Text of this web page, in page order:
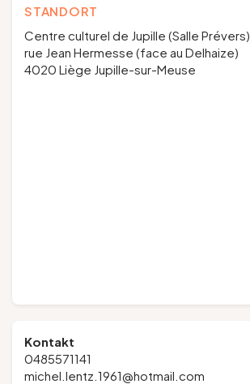
STANDORT
Centre culturel de Jupille (Salle Prévers)
rue Jean Hermesse (face au Delhaize)
4020 Liège Jupille-sur-Meuse
Kontakt
0485571141
michel.lentz.1961@hotmail.com